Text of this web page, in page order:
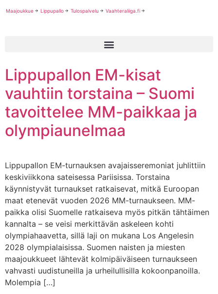
Maajoukkue Lippupallo Tulospalvelu Vaahteraliiga.fi
Lippupallon EM-kisat
vauhtiin torstaina – Suomi
tavoittelee MM-paikkaa ja
olympiaunelmaa
Lippupallon EM-turnauksen avajaisseremoniat juhlittiin
keskiviikkona sateisessa Pariisissa. Torstaina
käynnistyvät turnaukset ratkaisevat, mitkä Euroopan
maat etenevät vuoden 2026 MM-turnaukseen. MM-
paikka olisi Suomelle ratkaiseva myös pitkän tähtäimen
kannalta – se veisi merkittävän askeleen kohti
olympiahaavetta, sillä laji on mukana Los Angelesin
2028 olympialaisissa. Suomen naisten ja miesten
maajoukkueet lähtevät kolmipäiväiseen turnaukseen
vahvasti uudistuneilla ja urheilullisilla kokoonpanoilla.
Molempia […]